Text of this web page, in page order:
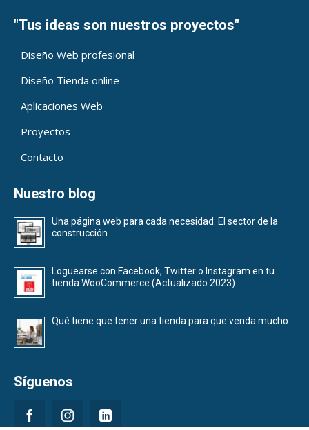
"Tus ideas son nuestros proyectos"
Diseño Web profesional
Diseño Tienda online
Aplicaciones Web
Proyectos
Contacto
Nuestro blog
Una página web para cada necesidad: El sector de la
construcción
Loguearse con Facebook, Twitter o Instagram en tu
tienda WooCommerce (Actualizado 2023)
Qué tiene que tener una tienda para que venda mucho
Síguenos